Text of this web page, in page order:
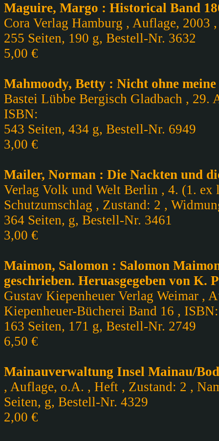
Maguire, Margo : Historical Band
Cora Verlag Hamburg , Auflage, 2003
255 Seiten, 190 g, Bestell-Nr. 3632
5,00 €
Mahmoody, Betty : Nicht ohne
Bastei Lübbe Bergisch Gladbach , 29.
ISBN:
543 Seiten, 434 g, Bestell-Nr. 6949
3,00 €
Mailer, Norman : Die Nackten und
Verlag Volk und Welt Berlin , 4. (1.
Schutzumschlag , Zustand: 2 ,
364 Seiten, g, Bestell-Nr. 3461
3,00 €
Maimon, Salomon : Salomon
geschrieben. Heruasgegeben von K.
Gustav Kiepenheuer Verlag Weimar ,
Kiepenheuer-Bücherei Band 16 , ISBN:
163 Seiten, 171 g, Bestell-Nr. 2749
6,50 €
Mainauverwaltung Insel Mainau/
, Auflage, o.A. , Heft , Zustand: 2 ,
Seiten, g, Bestell-Nr. 4329
2,00 €